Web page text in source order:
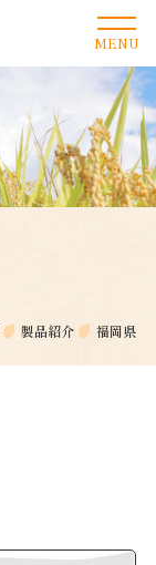
製品紹介 福岡県